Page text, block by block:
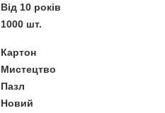
Від 10 років
1000 шт.
Картон
Мистецтво
Пазл
Новий